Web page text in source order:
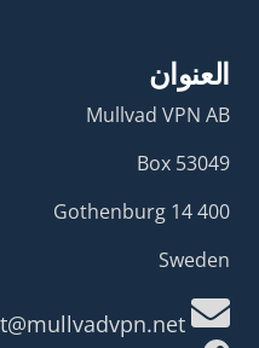
العنوان
Mullvad VPN AB
Box 53049
400 14 Gothenburg
Sweden